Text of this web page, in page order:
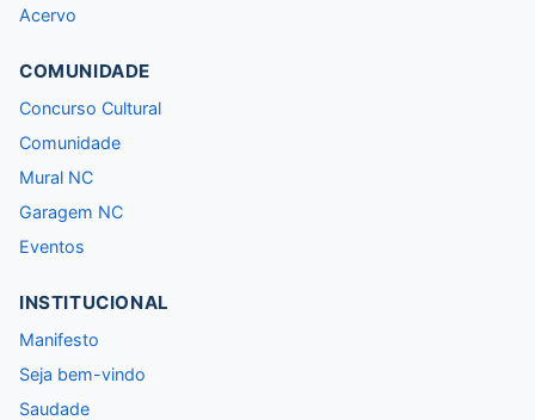
Acervo
COMUNIDADE
Concurso Cultural
Comunidade
Mural NC
Garagem NC
Eventos
INSTITUCIONAL
Manifesto
Seja bem-vindo
Saudade